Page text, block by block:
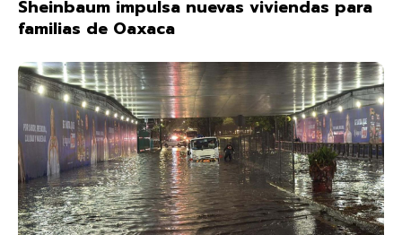
Sheinbaum impulsa nuevas viviendas para
familias de Oaxaca